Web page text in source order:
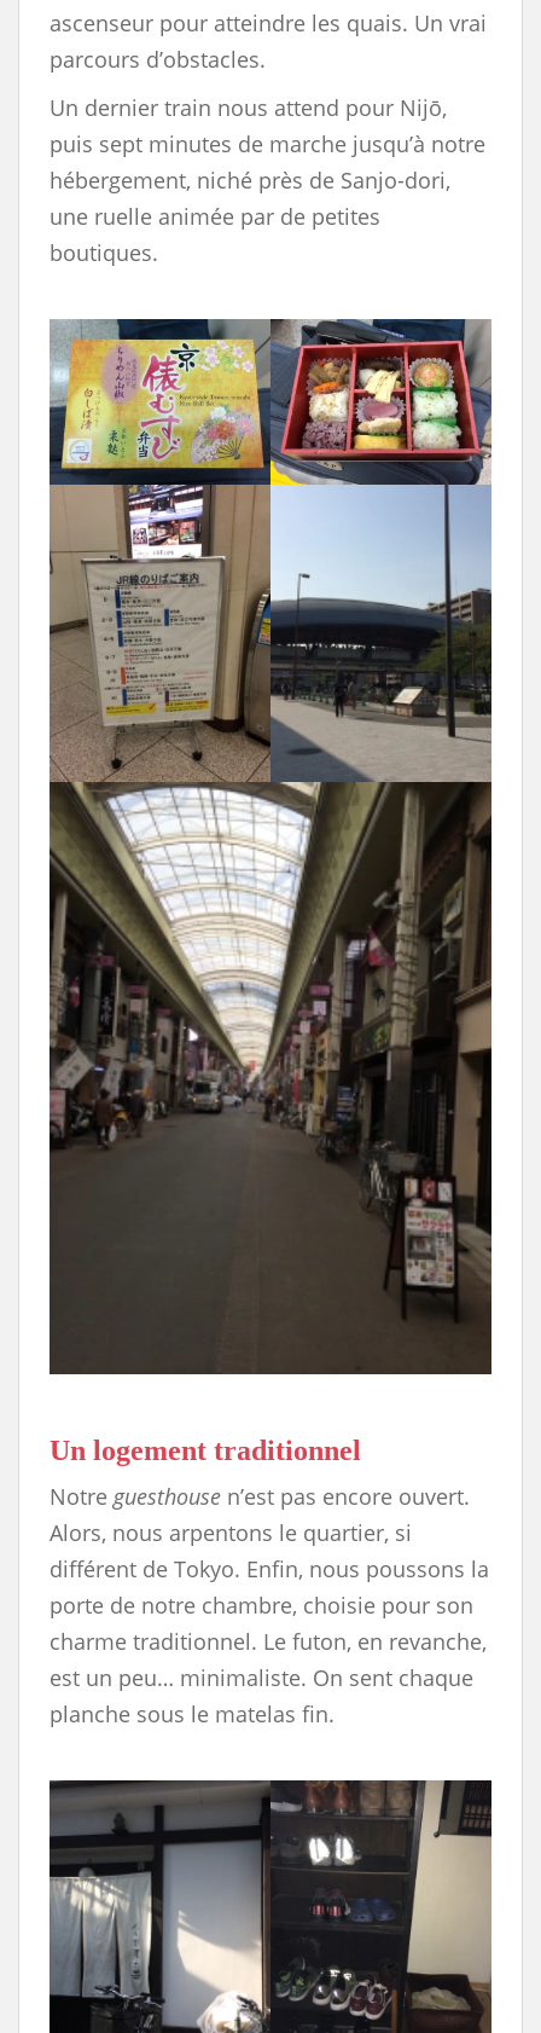
ascenseur pour atteindre les quais. Un vrai
parcours d’obstacles.
Un dernier train nous attend pour Nijō,
puis sept minutes de marche jusqu’à notre
hébergement, niché près de Sanjo-dori,
une ruelle animée par de petites
boutiques.
Un logement traditionnel
Notre guesthouse n’est pas encore ouvert.
Alors, nous arpentons le quartier, si
différent de Tokyo. Enfin, nous poussons la
porte de notre chambre, choisie pour son
charme traditionnel. Le futon, en revanche,
est un peu… minimaliste. On sent chaque
planche sous le matelas fin.